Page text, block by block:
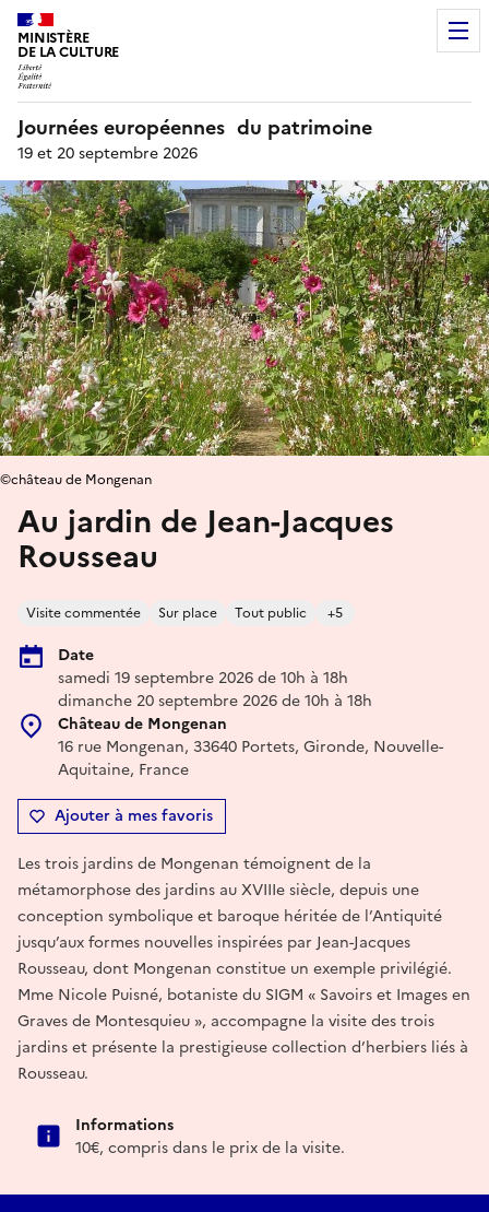
MINISTÈRE
DE LA CULTURE
Journées européennes du patrimoine
19 et 20 septembre 2026
Au jardin de Jean-Jacques
Rousseau
Visite commentée Sur place Tout public +5
Date
samedi 19 septembre 2026 de 10h à 18h
dimanche 20 septembre 2026 de 10h à 18h
Château de Mongenan
16 rue Mongenan, 33640 Portets, Gironde, Nouvelle-
Aquitaine, France
Ajouter à mes favoris
©château de Mongenan
Les trois jardins de Mongenan témoignent de la
métamorphose des jardins au XVIIIe siècle, depuis une
conception symbolique et baroque héritée de l’Antiquité
jusqu’aux formes nouvelles inspirées par Jean-Jacques
Rousseau, dont Mongenan constitue un exemple privilégié.
Mme Nicole Puisné, botaniste du SIGM « Savoirs et Images en
Graves de Montesquieu », accompagne la visite des trois
jardins et présente la prestigieuse collection d’herbiers liés à
Rousseau.
Informations
10€, compris dans le prix de la visite.